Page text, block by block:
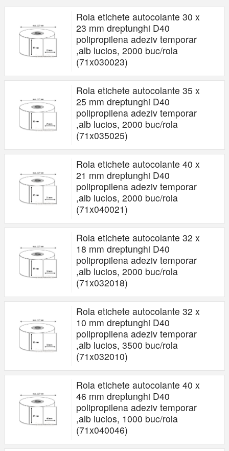
Rola etichete autocolante 30 x
23 mm dreptunghi D40
polipropilena adeziv temporar
,alb lucios, 2000 buc/rola
(71x030023)
Rola etichete autocolante 35 x
25 mm dreptunghi D40
polipropilena adeziv temporar
,alb lucios, 2000 buc/rola
(71x035025)
Rola etichete autocolante 40 x
21 mm dreptunghi D40
polipropilena adeziv temporar
,alb lucios, 2000 buc/rola
(71x040021)
Rola etichete autocolante 32 x
18 mm dreptunghi D40
polipropilena adeziv temporar
,alb lucios, 2000 buc/rola
(71x032018)
Rola etichete autocolante 32 x
10 mm dreptunghi D40
polipropilena adeziv temporar
,alb lucios, 3500 buc/rola
(71x032010)
Rola etichete autocolante 40 x
46 mm dreptunghi D40
polipropilena adeziv temporar
,alb lucios, 1000 buc/rola
(71x040046)